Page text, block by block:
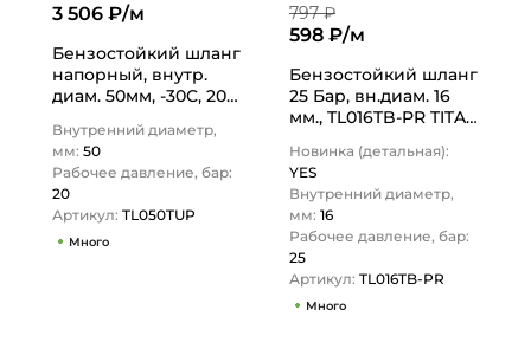
3 506 ₽/м
Бензостойкий шланг
напорный, внутр.
диам. 50мм, -30C, 20
LOCK
Внутренний диаметр,
мм: 50
Рабочее давление, бар:
20
Артикул: TL050TUP
Много
797 ₽
598 ₽/м
Бензостойкий шланг
25 Бар, вн.диам. 16
мм., TL016TB-PR TITAN
Новинка (детальная):
YES
Внутренний диаметр,
мм: 16
Рабочее давление, бар:
25
Артикул: TL016TB-PR
Много